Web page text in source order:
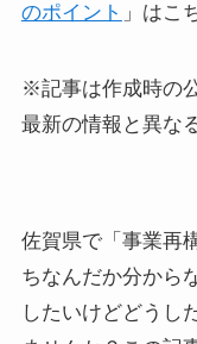
のポイント 」はこ
※記事は作成時の
最新の情報と異な
佐賀県で「事業再
ちなんだか分から
したいけどどうし